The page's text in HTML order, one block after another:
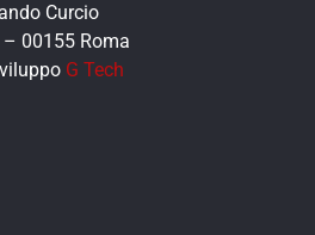
Curcio
00155 Roma
G Tech